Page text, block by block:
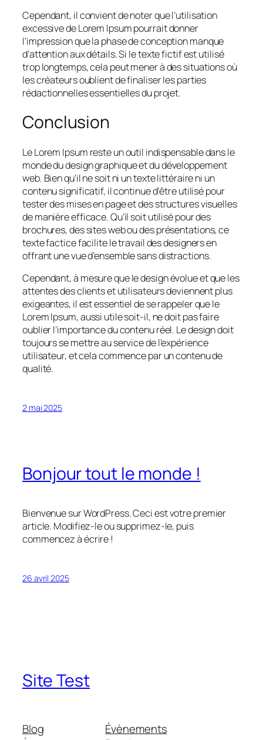
Cependant, il convient de noter que l’utilisation
excessive de Lorem Ipsum pourrait donner
l’impression que la phase de conception manque
d’attention aux détails. Si le texte fictif est utilisé
trop longtemps, cela peut mener à des situations où
les créateurs oublient de finaliser les parties
rédactionnelles essentielles du projet.
Conclusion
Le Lorem Ipsum reste un outil indispensable dans le
monde du design graphique et du développement
web. Bien qu’il ne soit ni un texte littéraire ni un
contenu significatif, il continue d’être utilisé pour
tester des mises en page et des structures visuelles
de manière efficace. Qu’il soit utilisé pour des
brochures, des sites web ou des présentations, ce
texte factice facilite le travail des designers en
offrant une vue d’ensemble sans distractions.
Cependant, à mesure que le design évolue et que les
attentes des clients et utilisateurs deviennent plus
exigeantes, il est essentiel de se rappeler que le
Lorem Ipsum, aussi utile soit-il, ne doit pas faire
oublier l’importance du contenu réel. Le design doit
toujours se mettre au service de l’expérience
utilisateur, et cela commence par un contenu de
qualité.
2 mai 2025
Bonjour tout le monde !
Bienvenue sur WordPress. Ceci est votre premier
article. Modifiez-le ou supprimez-le, puis
commencez à écrire !
26 avril 2025
Site Test
Blog
Évènements